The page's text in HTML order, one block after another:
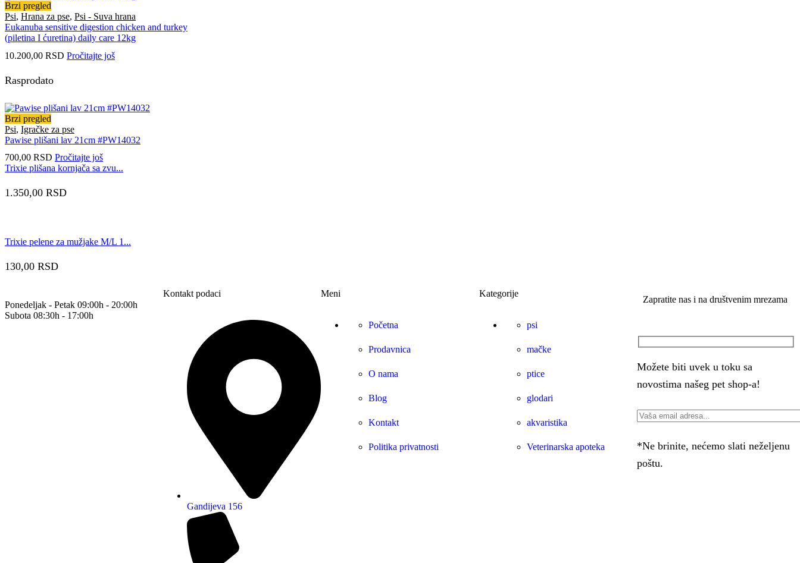
Brzi pregled
Psi, Hrana za pse, Psi - Suva hrana
Eukanuba sensitive digestion chicken and turkey
(piletina I ćuretina) daily care 12kg
10.200,00 RSD Pročitajte još
Rasprodato
Brzi pregled
Psi, Igračke za pse
Pawise plišani lav 21cm #PW14032
700,00 RSD Pročitajte još
Trixie plišana kornjača sa zvu...
1.350,00 RSD
Trixie pelene za mužjake M/L 1...
130,00 RSD
Ponedeljak - Petak 09:00h - 20:00h
Subota 08:30h - 17:00h
Kontakt podaci
Gandijeva 156
Meni
Početna
Prodavnica
O nama
Blog
Kontakt
Politika privatnosti
Kategorije
psi
mačke
ptice
glodari
akvaristika
Veterinarska apoteka
Zapratite nas i na društvenim mrezama
Možete biti uvek u toku sa
novostima našeg pet shop-a!
*Ne brinite, nećemo slati neželjenu
poštu.